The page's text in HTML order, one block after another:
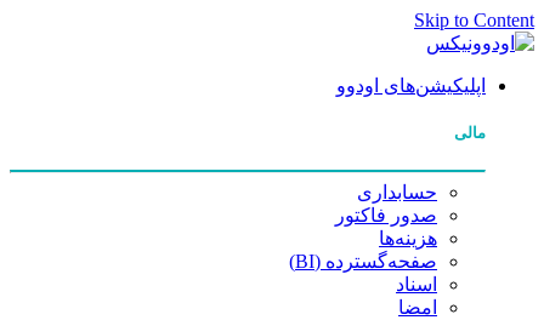
Skip to Content
اپلیکیشن‌های اودوو
مالی
حسابداری
صدور فاکتور
هزینه‌ها
صفحه‌گسترده (BI)
اسناد
امضا